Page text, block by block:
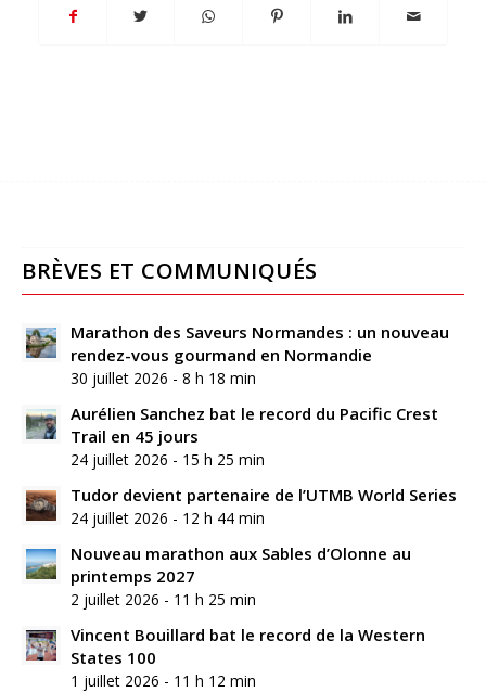
BRÈVES ET COMMUNIQUÉS
Marathon des Saveurs Normandes : un nouveau
rendez-vous gourmand en Normandie
30 juillet 2026 - 8 h 18 min
Aurélien Sanchez bat le record du Pacific Crest
Trail en 45 jours
24 juillet 2026 - 15 h 25 min
Tudor devient partenaire de l’UTMB World Series
24 juillet 2026 - 12 h 44 min
Nouveau marathon aux Sables d’Olonne au
printemps 2027
2 juillet 2026 - 11 h 25 min
Vincent Bouillard bat le record de la Western
States 100
1 juillet 2026 - 11 h 12 min